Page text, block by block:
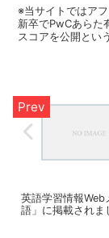
※当サイトではア
新卒でPwCあらた
スコアを公開とい
英語学習情報
語」に掲載されま